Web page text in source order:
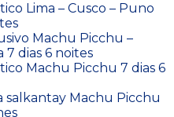
Lima – Cusco – Puno
Machu Picchu –
7 dias 6 noites
Machu Picchu 7 dias 6
salkantay Machu Picchu